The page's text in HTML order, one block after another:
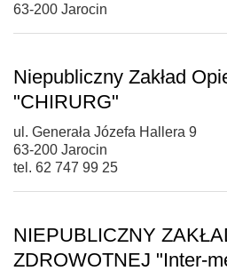
63-200 Jarocin
Niepubliczny Zakład
"CHIRURG"
ul. Generała Józefa Hallera 9
63-200 Jarocin
tel. 62 747 99 25
NIEPUBLICZNY
ZDROWOTNEJ "Inter-